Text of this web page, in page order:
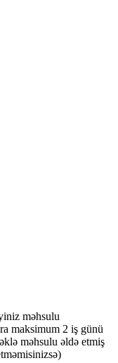
məhsulu
maksimum 2 iş günü
məhsulu əldə etmiş